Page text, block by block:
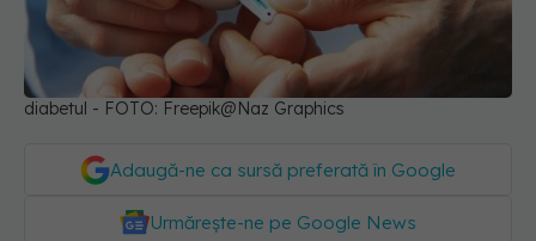
diabetul - FOTO: Freepik@Naz Graphics
Adaugă-ne ca sursă preferată în Google
Urmărește-ne pe Google News